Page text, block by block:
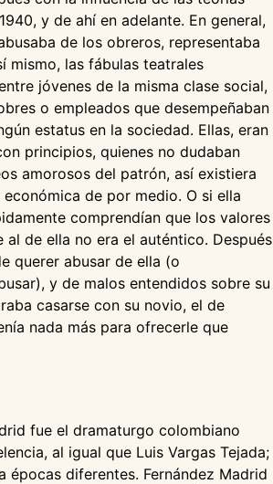
y de ahí en adelante. En general,
de los obreros, representaba
mismo, las fábulas teatrales
jóvenes de la misma clase social,
o empleados que desempeñaban
estatus en la sociedad. Ellas, eran
principios, quienes no dudaban
amorosos del patrón, así existiera
económica de por medio. O si ella
comprendían que los valores
al de ella no era el auténtico. Después
querer abusar de ella (o
y de malos entendidos sobre su
casarse con su novio, el de
nada más para ofrecerle que
fue el dramaturgo colombiano
al igual que Luis Vargas Tejada;
épocas diferentes. Fernández Madrid